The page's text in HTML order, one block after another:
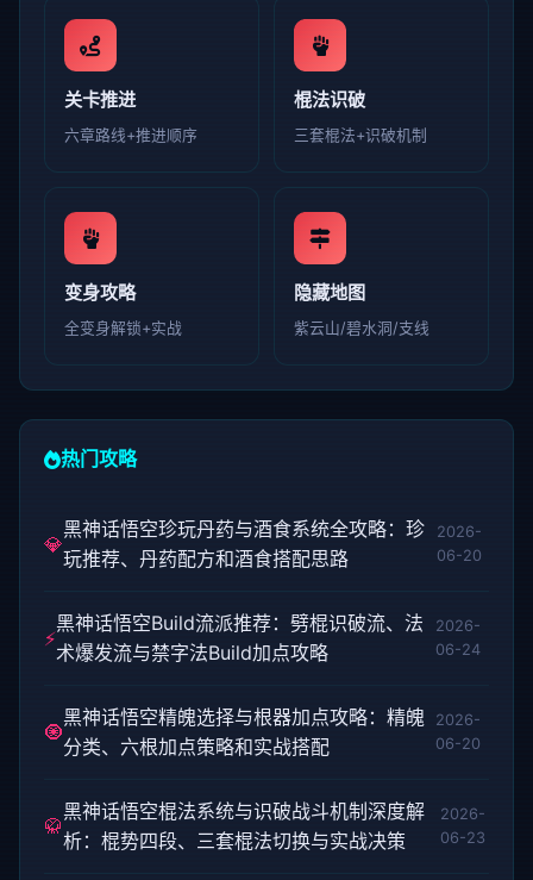
关卡推进
六章路线+推进顺序
棍法识破
三套棍法+识破机制
变身攻略
全变身解锁+实战
隐藏地图
紫云山/碧水洞/支线
热门攻略
💎
黑神话悟空珍玩丹药与酒食系统全攻略：珍
玩推荐、丹药配方和酒食搭配思路
2026-
06-20
⚡
黑神话悟空Build流派推荐：劈棍识破流、法
术爆发流与禁字法Build加点攻略
2026-
06-24
🧿
黑神话悟空精魄选择与根器加点攻略：精魄
分类、六根加点策略和实战搭配
2026-
06-20
🥋
黑神话悟空棍法系统与识破战斗机制深度解
析：棍势四段、三套棍法切换与实战决策
2026-
06-23